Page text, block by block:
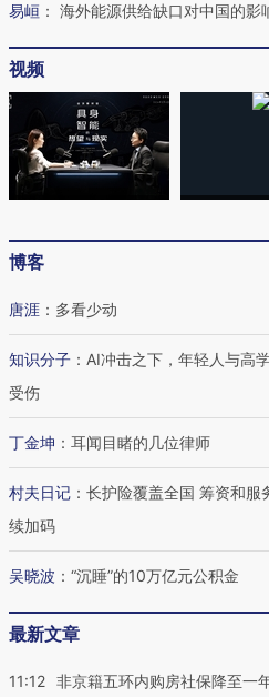
行员跨国走私7万
视线｜被称为“蟑螂”的
走进第四届链博
易峘 ： 海外能源供给缺口对中国的影
视频
博客
唐涯 ： 多看少动
知识分子 ： AI冲击之下，年轻人与高
受伤
丁金坤 ： 耳闻目睹的几位律师
村夫日记 ： 长护险覆盖全国 筹资和服
续加码
吴晓波 ： “沉睡”的10万亿元公积金
最新文章
11:12 非京籍五环内购房社保降至一